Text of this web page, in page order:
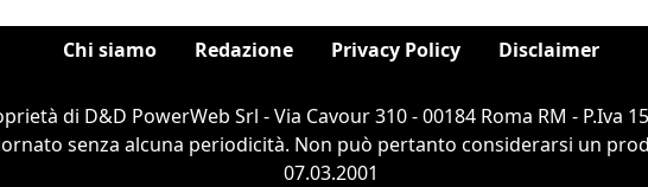
Chi siamo Redazione Privacy Policy Disclaimer
di D&D PowerWeb Srl - Via Cavour 310 - 00184 Roma RM - P.Iva
senza alcuna periodicità. Non può pertanto considerarsi un
07.03.2001